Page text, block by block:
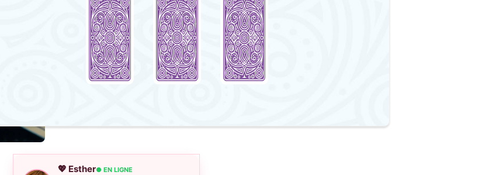
💖 Esther● EN LIGNE